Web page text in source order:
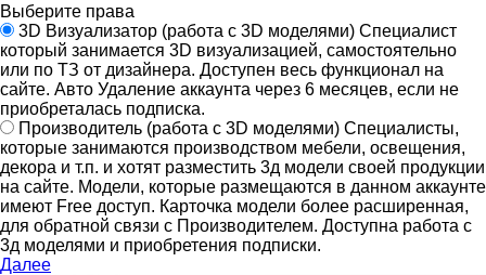
Выберите права
3D Визуализатор (работа с 3D моделями) Специалист
который занимается 3D визуализацией, самостоятельно
или по ТЗ от дизайнера. Доступен весь функционал на
сайте. Авто Удаление аккаунта через 6 месяцев, если не
приобреталась подписка.
Производитель (работа с 3D моделями) Специалисты,
которые занимаются производством мебели, освещения,
декора и т.п. и хотят разместить 3д модели своей продукции
на сайте. Модели, которые размещаются в данном аккаунте
имеют Free доступ. Карточка модели более расширенная,
для обратной связи с Производителем. Доступна работа с
3д моделями и приобретения подписки.
Далее